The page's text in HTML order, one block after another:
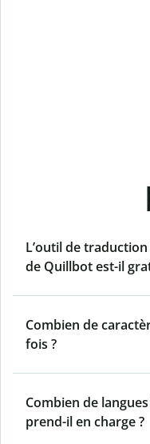
L’outil de
de Quillbot est-il
Combien de
fois ?
Combien de
prend-il en charge ?